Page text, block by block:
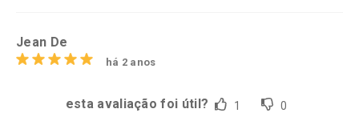
Jean De
há 2 anos
esta avaliação foi útil? 1 0